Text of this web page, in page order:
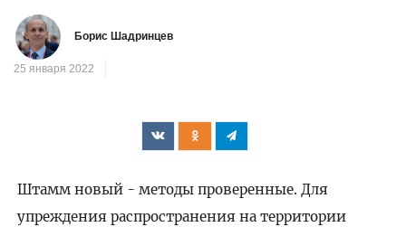
Борис Шадринцев
25 января 2022
Штамм новый - методы проверенные. Для
упреждения распространения на территории